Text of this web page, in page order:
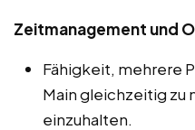
Zeitmanagement und
Fähigkeit, mehrere
Main gleichzeitig zu
einzuhalten.